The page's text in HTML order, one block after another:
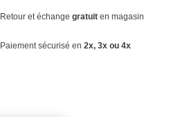
Retour et échange gratuiten magasin
Paiement sécurisé en 2x, 3x ou 4x